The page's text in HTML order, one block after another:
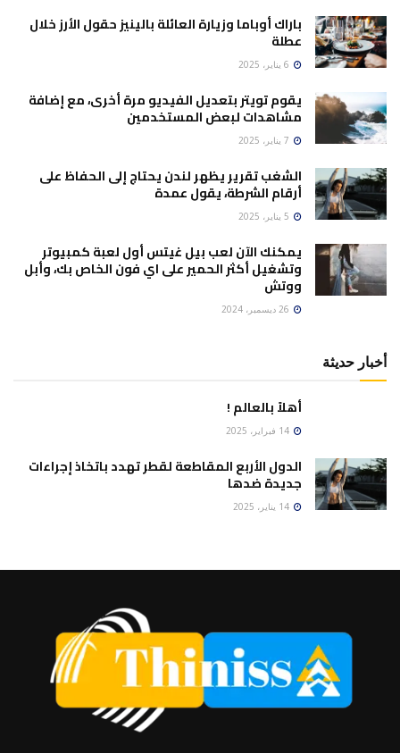
باراك أوباما وزيارة العائلة بالينيز حقول الأرز خلال
عطلة
يقوم تويتر بتعديل الفيديو مرة أخرى، مع إضافة
مشاهدات لبعض المستخدمين
الشغب تقرير يظهر لندن يحتاج إلى الحفاظ على
أرقام الشرطة، يقول عمدة
يمكنك الآن لعب بيل غيتس أول لعبة كمبيوتر
وتشغيل أكثر الحمير على اي فون الخاص بك، وأبل
ووتش
أخبار حديثة
أهلاً بالعالم !
الدول الأربع المقاطعة لقطر تهدد باتخاذ إجراءات
جديدة ضدها